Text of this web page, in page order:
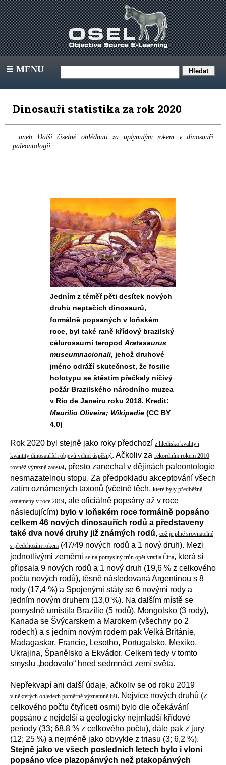
III MENU
Dinosauří statistika za rok 2020
…aneb Další číselné ohlédnutí za uplynulým rokem v dinosauří
paleontologii
Jedním z téměř pěti desítek nových
druhů neptačích dinosaurů,
formálně popsaných v loňském
roce, byl také raně křídový brazilský
célurosaurní teropod Aratasaurus
museumnacionali, jehož druhové
jméno odráží skutečnost, že fosilie
holotypu se štěstím přečkaly ničivý
požár Brazilského národního muzea
v Rio de Janeiru roku 2018. Kredit:
Maurilio Oliveira; Wikipedie (CC BY
4.0)
Rok 2020 byl stejně jako roky předchozí z hlediska kvality i
kvantity dinosauřích objevů velmi úspěšný. Ačkoliv za rekordním rokem 2010
rovněž výrazně zaostal, přesto zanechal v dějinách paleontologie
nesmazatelnou stopu. Za předpokladu akceptování všech
zatím oznámených taxonů (včetně těch, které byly předběžně
oznámeny v roce 2019, ale oficiálně popsány až v roce
následujícím) bylo v loňském roce formálně popsáno
celkem 46 nových dinosauřích rodů a představeny
také dva nové druhy již známých rodů, což je plně srovnatelné
s předchozím rokem (47/49 nových rodů a 1 nový druh). Mezi
jednotlivými zeměmi se na pomyslný trůn opět vrátila Čína, která si
připsala 9 nových rodů a 1 nový druh (19,6 % z celkového
počtu nových rodů), těsně následovaná Argentinou s 8
rody (17,4 %) a Spojenými státy se 6 novými rody a
jedním novým druhem (13,0 %). Na dalším místě se
pomyslně umístila Brazílie (5 rodů), Mongolsko (3 rody),
Kanada se Švýcarskem a Marokem (všechny po 2
rodech) a s jedním novým rodem pak Velká Británie,
Madagaskar, Francie, Lesotho, Portugalsko, Mexiko,
Ukrajina, Španělsko a Ekvádor. Celkem tedy v tomto
smyslu „bodovalo“ hned sedmnáct zemí světa.
Nepřekvapí ani další údaje, ačkoliv se od roku 2019
v některých ohledech poměrně významně liší. Nejvíce nových druhů (z
celkového počtu čtyřiceti osmi) bylo dle očekávání
popsáno z nejdelší a geologicky nejmladší křídové
periody (33; 68,8 % z celkového počtu), dále pak z jury
(12; 25 %) a nejméně jako obvykle z triasu (3; 6,2 %).
Stejně jako ve všech posledních letech bylo i vloni
popsáno více plazopánvých než ptakopánvých